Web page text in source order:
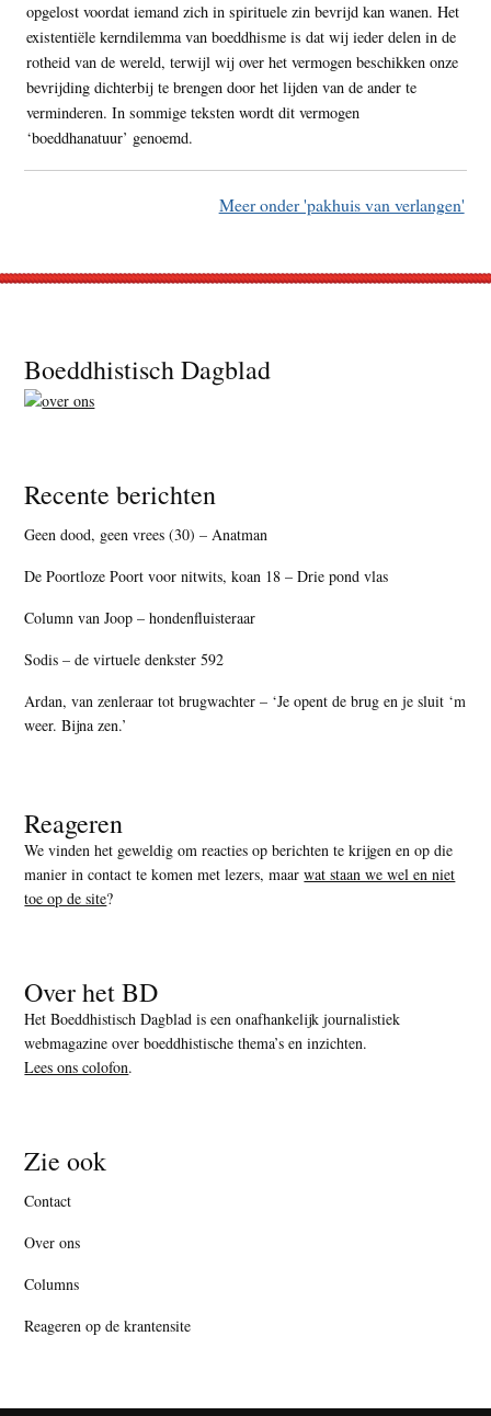
opgelost voordat iemand zich in spirituele zin bevrijd kan wanen. Het
existentiële kerndilemma van boeddhisme is dat wij ieder delen in de
rotheid van de wereld, terwijl wij over het vermogen beschikken onze
bevrijding dichterbij te brengen door het lijden van de ander te
verminderen. In sommige teksten wordt dit vermogen
‘boeddhanatuur’ genoemd.
Meer onder 'pakhuis van verlangen'
Footer
Boeddhistisch Dagblad
Recente berichten
Geen dood, geen vrees (30) – Anatman
De Poortloze Poort voor nitwits, koan 18 – Drie pond vlas
Column van Joop – hondenfluisteraar
Sodis – de virtuele denkster 592
Ardan, van zenleraar tot brugwachter – ‘Je opent de brug en je sluit ‘m
weer. Bijna zen.’
Reageren
We vinden het geweldig om reacties op berichten te krijgen en op die
manier in contact te komen met lezers, maarwat staan we wel en niet
toe op de site?
Over het BD
Het Boeddhistisch Dagblad is een onafhankelijk journalistiek
webmagazine over boeddhistische thema’s en inzichten.
Lees ons colofon.
Zie ook
Contact
Over ons
Columns
Reageren op de krantensite